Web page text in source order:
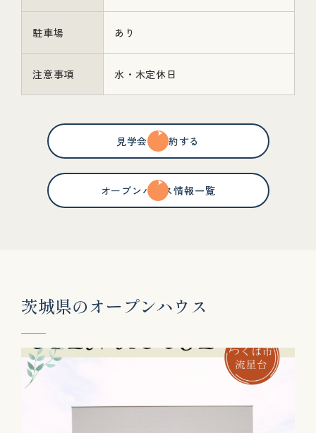
駐車場 あり
注意事項 水・木定休日
見学会を予約する
オープンハウス情報一覧
茨城県のオープンハウ ス